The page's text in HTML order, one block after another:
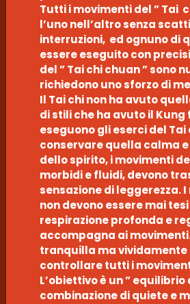
Tutti i movimenti del ” Tai
l’uno nell’altro senza
interruzioni, ed ognuno di
essere eseguito con
del ” Tai chi chuan ” sono
richiedono uno sforzo di
Il Tai chi non ha avuto
di stili che ha avuto il Kung
eseguono gli eserci del Tai
conservare quella calma
dello spirito, i movimenti
morbidi e fluidi, devono
sensazione di leggerezza.
non devono essere mai
respirazione profonda e
accompagna ai
tranquilla ma vividamente
controllare tutti i
L’obiettivo è un ” equilibrio
combinazione di quiete e